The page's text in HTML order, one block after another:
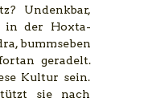
Undenkbar,
in der Hoxta-
bummseben
geradelt.
Kultur sein.
sie nach